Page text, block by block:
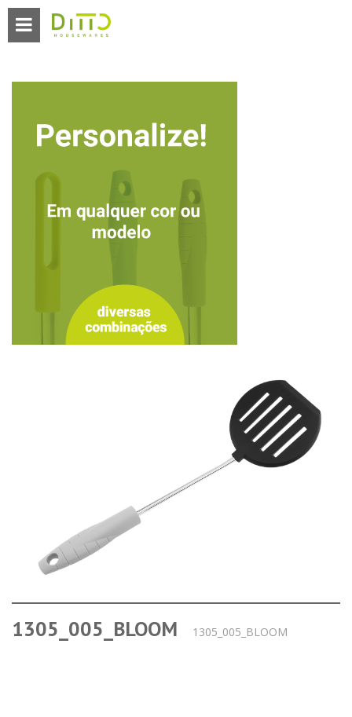
1305_005_BLOOM 1305_005_BLOOM